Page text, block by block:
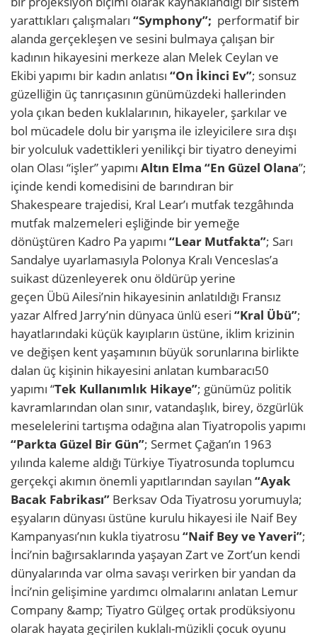
yarattıkları çalışmaları “Symphony”; performatif bir
alanda gerçekleşen ve sesini bulmaya çalışan bir
kadının hikayesini merkeze alan Melek Ceylan ve
Ekibi yapımı bir kadın anlatısı “On İkinci Ev”; sonsuz
güzelliğin üç tanrıçasının günümüzdeki hallerinden
yola çıkan beden kuklalarının, hikayeler, şarkılar ve
bol mücadele dolu bir yarışma ile izleyicilere sıra dışı
bir yolculuk vadettikleri yenilikçi bir tiyatro deneyimi
olan Olası “işler” yapımı Altın Elma “En Güzel Olana”;
içinde kendi komedisini de barındıran bir
Shakespeare trajedisi, Kral Lear’ı mutfak tezgâhında
mutfak malzemeleri eşliğinde bir yemeğe
dönüştüren Kadro Pa yapımı “Lear Mutfakta”; Sarı
Sandalye uyarlamasıyla Polonya Kralı Venceslas’a
suikast düzenleyerek onu öldürüp yerine
geçen Übü Ailesi’nin hikayesinin anlatıldığı Fransız
yazar Alfred Jarry’nin dünyaca ünlü eseri “Kral Übü”;
hayatlarındaki küçük kayıpların üstüne, iklim krizinin
ve değişen kent yaşamının büyük sorunlarına birlikte
dalan üç kişinin hikayesini anlatan kumbaracı50
yapımı “Tek Kullanımlık Hikaye”; günümüz politik
kavramlarından olan sınır, vatandaşlık, birey, özgürlük
meselelerini tartışma odağına alan Tiyatropolis yapımı
“Parkta Güzel Bir Gün”; Sermet Çağan’ın 1963
yılında kaleme aldığı Türkiye Tiyatrosunda toplumcu
gerçekçi akımın önemli yapıtlarından sayılan “Ayak
Bacak Fabrikası” Berksav Oda Tiyatrosu yorumuyla;
eşyaların dünyası üstüne kurulu hikayesi ile Naif Bey
Kampanyası’nın kukla tiyatrosu “Naif Bey ve Yaveri”;
İnci’nin bağırsaklarında yaşayan Zart ve Zort’un kendi
dünyalarında var olma savaşı verirken bir yandan da
İnci’nin gelişimine yardımcı olmalarını anlatan Lemur
Company &amp; Tiyatro Gülgeç ortak prodüksiyonu
olarak hayata geçirilen kuklalı-müzikli çocuk oyunu